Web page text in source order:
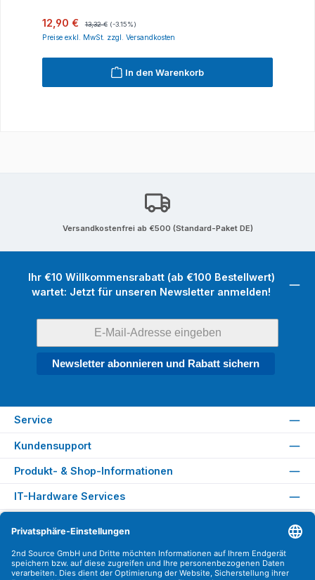
Verkaufspreis:
12,90 € 13,32 € (-3.15%)
Preise exkl. MwSt. zzgl. Versandkosten
In den Warenkorb
Versandkostenfrei ab €500 (Standard-Paket DE)
Ihr €10 Willkommensrabatt (ab €100 Bestellwert)
wartet: Jetzt für unseren Newsletter anmelden!
Newsletter abonnieren und Rabatt sichern
Service
Kundensupport
Produkt- & Shop-Informationen
IT-Hardware Services
Versandarten
Zahlungsarten